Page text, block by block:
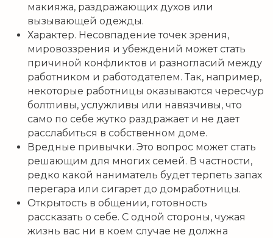
макияжа, раздражающих духов или
вызывающей одежды.
Характер. Несовпадение точек зрения,
мировоззрения и убеждений может стать
причиной конфликтов и разногласий между
работником и работодателем. Так, например,
некоторые работницы оказываются чересчур
болтливы, услужливы или навязчивы, что
само по себе жутко раздражает и не дает
расслабиться в собственном доме.
Вредные привычки. Это вопрос может стать
решающим для многих семей. В частности,
редко какой наниматель будет терпеть запах
перегара или сигарет до домработницы.
Открытость в общении, готовность
рассказать о себе. С одной стороны, чужая
жизнь вас ни в коем случае не должна